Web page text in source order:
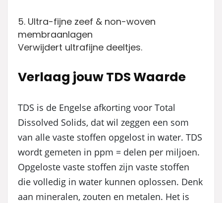
5. Ultra-fijne zeef & non-woven
membraanlagen
Verwijdert ultrafijne deeltjes.
Verlaag jouw TDS Waarde
TDS is de Engelse afkorting voor Total
Dissolved Solids, dat wil zeggen een som
van alle vaste stoffen opgelost in water. TDS
wordt gemeten in ppm = delen per miljoen.
Opgeloste vaste stoffen zijn vaste stoffen
die volledig in water kunnen oplossen. Denk
aan mineralen, zouten en metalen. Het is